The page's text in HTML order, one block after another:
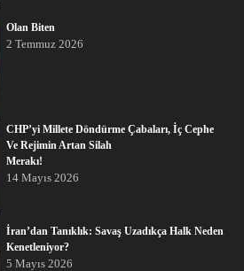
Olan Biten
2 Temmuz 2026
CHP’yi Millete Döndürme Çabaları, İç Cephe
Ve Rejimin Artan Silah
Merakı!
14 Mayıs 2026
İran’dan Tanıklık: Savaş Uzadıkça Halk Neden
Kenetleniyor?
5 Mayıs 2026